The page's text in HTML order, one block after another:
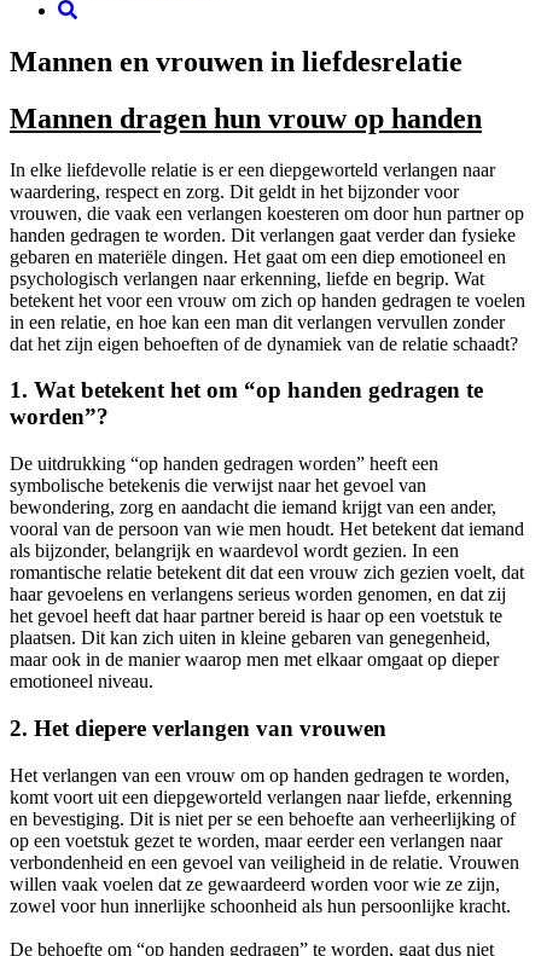
Mannen en vrouwen in liefdesrelatie
Mannen dragen hun vrouw op handen
In elke liefdevolle relatie is er een diepgeworteld verlangen naar
waardering, respect en zorg. Dit geldt in het bijzonder voor
vrouwen, die vaak een verlangen koesteren om door hun partner op
handen gedragen te worden. Dit verlangen gaat verder dan fysieke
gebaren en materiële dingen. Het gaat om een diep emotioneel en
psychologisch verlangen naar erkenning, liefde en begrip. Wat
betekent het voor een vrouw om zich op handen gedragen te voelen
in een relatie, en hoe kan een man dit verlangen vervullen zonder
dat het zijn eigen behoeften of de dynamiek van de relatie schaadt?
1. Wat betekent het om “op handen gedragen te
worden”?
De uitdrukking “op handen gedragen worden” heeft een
symbolische betekenis die verwijst naar het gevoel van
bewondering, zorg en aandacht die iemand krijgt van een ander,
vooral van de persoon van wie men houdt. Het betekent dat iemand
als bijzonder, belangrijk en waardevol wordt gezien. In een
romantische relatie betekent dit dat een vrouw zich gezien voelt, dat
haar gevoelens en verlangens serieus worden genomen, en dat zij
het gevoel heeft dat haar partner bereid is haar op een voetstuk te
plaatsen. Dit kan zich uiten in kleine gebaren van genegenheid,
maar ook in de manier waarop men met elkaar omgaat op dieper
emotioneel niveau.
2. Het diepere verlangen van vrouwen
Het verlangen van een vrouw om op handen gedragen te worden,
komt voort uit een diepgeworteld verlangen naar liefde, erkenning
en bevestiging. Dit is niet per se een behoefte aan verheerlijking of
op een voetstuk gezet te worden, maar eerder een verlangen naar
verbondenheid en een gevoel van veiligheid in de relatie. Vrouwen
willen vaak voelen dat ze gewaardeerd worden voor wie ze zijn,
zowel voor hun innerlijke schoonheid als hun persoonlijke kracht.
De behoefte om “op handen gedragen” te worden, gaat dus niet